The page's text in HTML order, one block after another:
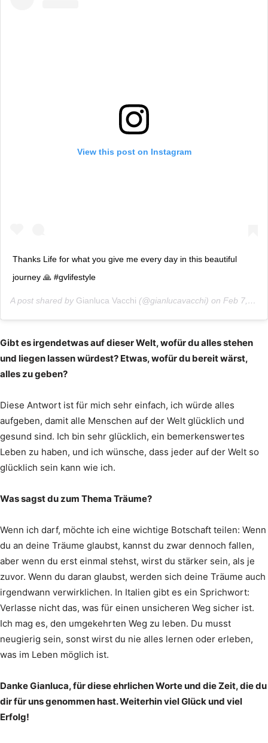
View this post on Instagram
Thanks Life for what you give me every day in this beautiful
journey 🙏 #gvlifestyle
A post shared by Gianluca Vacchi (@gianlucavacchi) on Feb 7, 2019 at 10:48am PST
Gibt es irgendetwas auf dieser Welt, wofür du alles stehen
und liegen lassen würdest? Etwas, wofür du bereit wärst,
alles zu geben?
Diese Antwort ist für mich sehr einfach, ich würde alles
aufgeben, damit alle Menschen auf der Welt glücklich und
gesund sind. Ich bin sehr glücklich, ein bemerkenswertes
Leben zu haben, und ich wünsche, dass jeder auf der Welt so
glücklich sein kann wie ich.
Was sagst du zum Thema Träume?
Wenn ich darf, möchte ich eine wichtige Botschaft teilen: Wenn
du an deine Träume glaubst, kannst du zwar dennoch fallen,
aber wenn du erst einmal stehst, wirst du stärker sein, als je
zuvor. Wenn du daran glaubst, werden sich deine Träume auch
irgendwann verwirklichen. In Italien gibt es ein Sprichwort:
Verlasse nicht das, was für einen unsicheren Weg sicher ist.
Ich mag es, den umgekehrten Weg zu leben. Du musst
neugierig sein, sonst wirst du nie alles lernen oder erleben,
was im Leben möglich ist.
Danke Gianluca, für diese ehrlichen Worte und die Zeit, die du
dir für uns genommen hast. Weiterhin viel Glück und viel
Erfolg!